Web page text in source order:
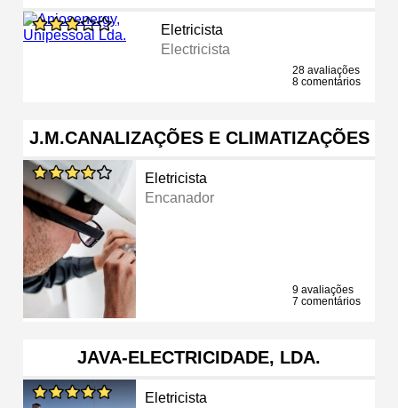
Eletricista
Electricista
28 avaliações
8 comentários
J.M.CANALIZAÇÕES E CLIMATIZAÇÕES
Eletricista
Encanador
9 avaliações
7 comentários
JAVA-ELECTRICIDADE, LDA.
Eletricista